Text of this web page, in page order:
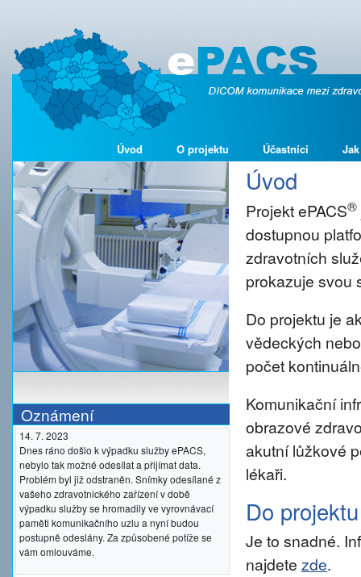
Úvod O projektu Účastníci
Oznámení
14. 7. 2023
Dnes ráno došlo k výpadku služby ePACS,
nebylo tak možné odesílat a přijímat data.
Problém byl již odstraněn. Snímky odesílané z
vašeho zdravotnického zařízení v době
výpadku služby se hromadily ve vyrovnávací
paměti komunikačního uzlu a nyní budou
postupně odeslány. Za způsobené potíže se
vám omlouváme.
Úvod
Projekt ePACS®
dostupnou
zdravotních
prokazuje svou
Do projektu je
vědeckých
počet
Komunikační
obrazové
akutní lůžkové
lékaři.
Do
Je to snadné.
najdete zde.